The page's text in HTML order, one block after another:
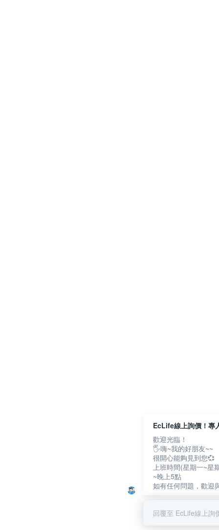
EcLife線上詢價！專
歡迎光臨！
🖐嗨~我的好朋友~~
很開心能夠見到您💞
上班時間(星期一~星
~晚上5點
如有任何問題，歡迎